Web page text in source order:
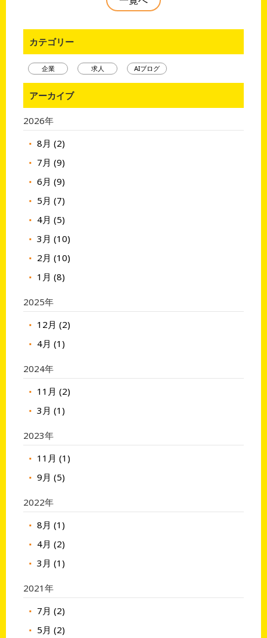
カテゴリー
企業 求人 AIブログ
アーカイブ
2026年
8月 (2)
7月 (9)
6月 (9)
5月 (7)
4月 (5)
3月 (10)
2月 (10)
1月 (8)
2025年
12月 (2)
4月 (1)
2024年
11月 (2)
3月 (1)
2023年
11月 (1)
9月 (5)
2022年
8月 (1)
4月 (2)
3月 (1)
2021年
7月 (2)
5月 (2)